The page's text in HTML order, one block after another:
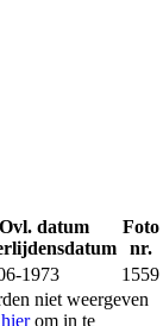
Ovl. datum
Foto
nr.
1973
1559
niet weergeven
hierom in te